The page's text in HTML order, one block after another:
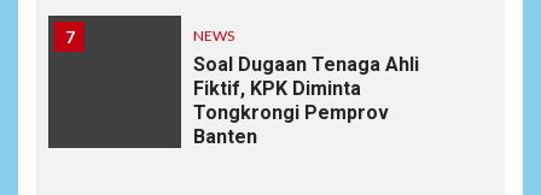
7 NEWS
Soal Dugaan Tenaga Ahli
Fiktif, KPK Diminta
Tongkrongi Pemprov
Banten